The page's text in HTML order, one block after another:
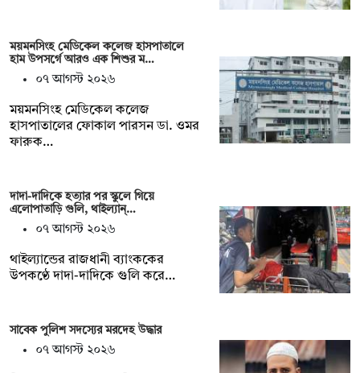
ময়মনসিংহ মেডিকেল কলেজ হাসপাতালে
হাম উপসর্গে আরও এক শিশুর ম…
০৭ আগস্ট ২০২৬
ময়মনসিংহ মেডিকেল কলেজ
হাসপাতালের ফোকাল পারসন ডা. ওমর
ফারুক…
দাদা-দাদিকে হত্যার পর স্কুলে গিয়ে
এলোপাতাড়ি গুলি, থাইল্যান্…
০৭ আগস্ট ২০২৬
থাইল্যান্ডের রাজধানী ব্যাংককের
উপকণ্ঠে দাদা-দাদিকে গুলি করে…
সাবেক পুলিশ সদস্যের মরদেহ উদ্ধার
০৭ আগস্ট ২০২৬